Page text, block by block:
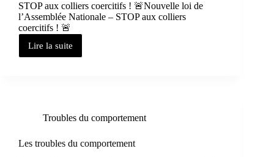
STOP aux colliers coercitifs ! 🚨Nouvelle loi de
l’Assemblée Nationale – STOP aux colliers
coercitifs ! 🚨
Lire la suite
Troubles du comportement
Les troubles du comportement